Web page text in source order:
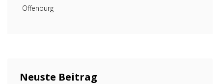
Offenburg
Neuste Beitrag